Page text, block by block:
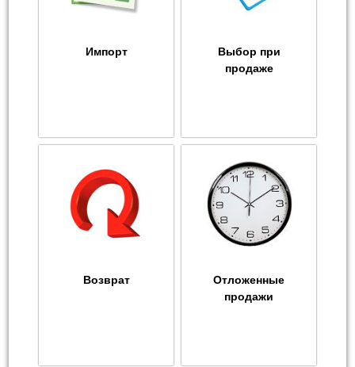
Импорт
Выбор при
продаже
Возврат
Отложенные
продажи